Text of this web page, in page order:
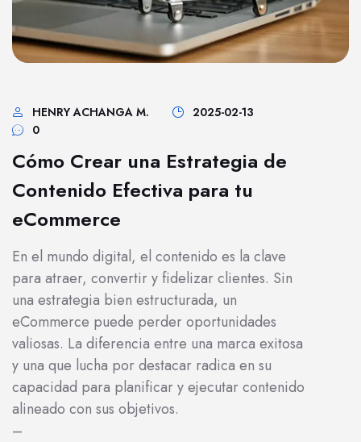
HENRY ACHANGA M.
2025-02-13
0
Cómo Crear una Estrategia de
Contenido Efectiva para tu
eCommerce
En el mundo digital, el contenido es la clave
para atraer, convertir y fidelizar clientes. Sin
una estrategia bien estructurada, un
eCommerce puede perder oportunidades
valiosas. La diferencia entre una marca exitosa
y una que lucha por destacar radica en su
capacidad para planificar y ejecutar contenido
alineado con sus objetivos.
–